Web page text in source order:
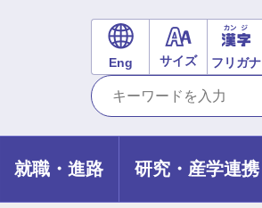
Eng サイズ フリガナ
就職・進路 研究・産学連携